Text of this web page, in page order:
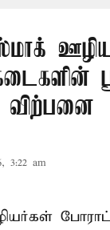
விற்பனை
3:22 am